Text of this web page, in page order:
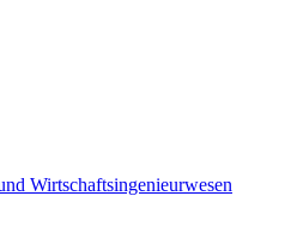
Wirtschaftsingenieurwesen